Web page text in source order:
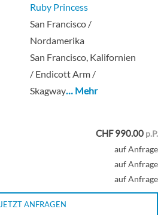
Ruby Princess
San Francisco /
Nordamerika
San Francisco, Kalifornien
/ Endicott Arm /
Skagway… Mehr
CHF 990.00 p.P.
auf Anfrage
auf Anfrage
auf Anfrage
JETZT ANFRAGEN